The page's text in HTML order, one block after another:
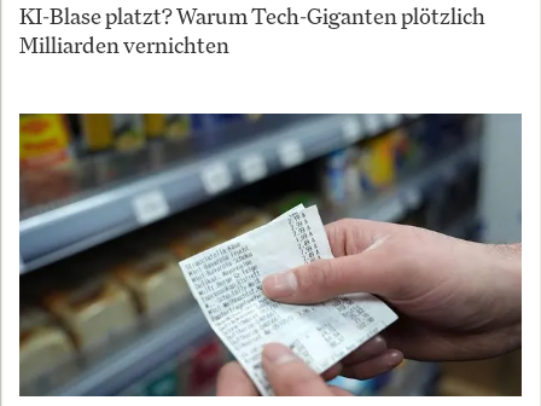
KI-Blase platzt? Warum Tech-Giganten plötzlich
Milliarden vernichten